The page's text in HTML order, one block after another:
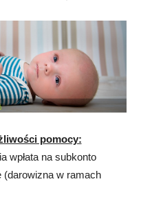
pomocy:
wpłata na subkonto
(darowizna w ramach